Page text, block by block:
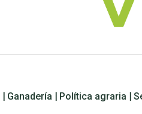
| Ganadería | Política agraria |